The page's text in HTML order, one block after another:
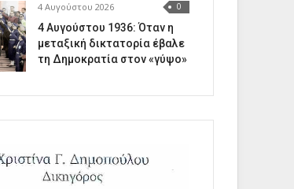
4 Αυγούστου 2026 0
4 Αυγούστου 1936: Όταν η
μεταξική δικτατορία έβαλε
τη Δημοκρατία στον «γύψο»